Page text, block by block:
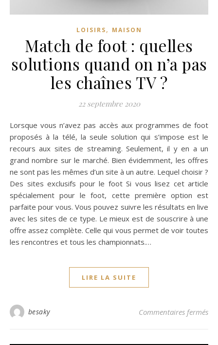
LOISIRS, MAISON
Match de foot : quelles
solutions quand on n’a pas
les chaînes TV ?
22 septembre 2020
Lorsque vous n’avez pas accès aux programmes de foot
proposés à la télé, la seule solution qui s’impose est le
recours aux sites de streaming. Seulement, il y en a un
grand nombre sur le marché. Bien évidemment, les offres
ne sont pas les mêmes d’un site à un autre. Lequel choisir ?
Des sites exclusifs pour le foot Si vous lisez cet article
spécialement pour le foot, cette première option est
parfaite pour vous. Vous pouvez suivre les résultats en live
avec les sites de ce type. Le mieux est de souscrire à une
offre assez complète. Celle qui vous permet de voir toutes
les rencontres et tous les championnats.…
LIRE LA SUITE
besaky Commentaires fermés